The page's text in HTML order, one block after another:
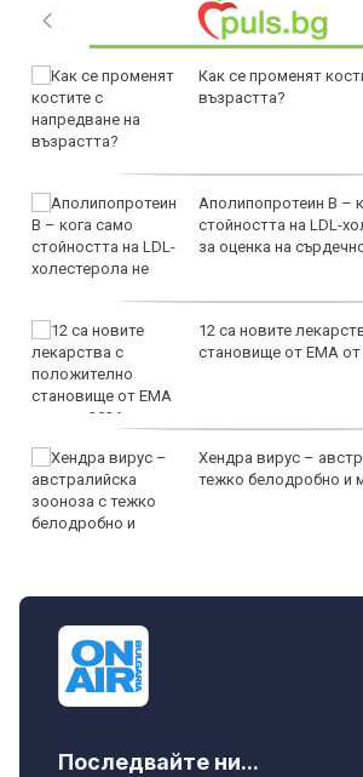
Как се променят
възрастта?
Аполипопротеин B –
стойността на LDL-
за оценка на
12 са новите
становище от ЕМА от
Хендра вирус –
тежко белодробно и
Последвайте ни...